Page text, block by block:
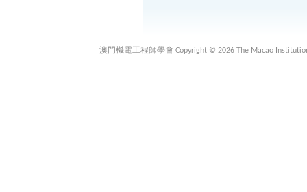
澳門機電工程師學會 Copyright © 2026 The Macao